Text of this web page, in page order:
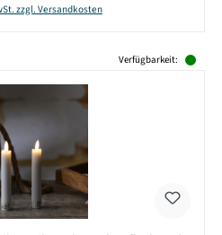
zzgl. Versandkosten
Verfügbarkeit: